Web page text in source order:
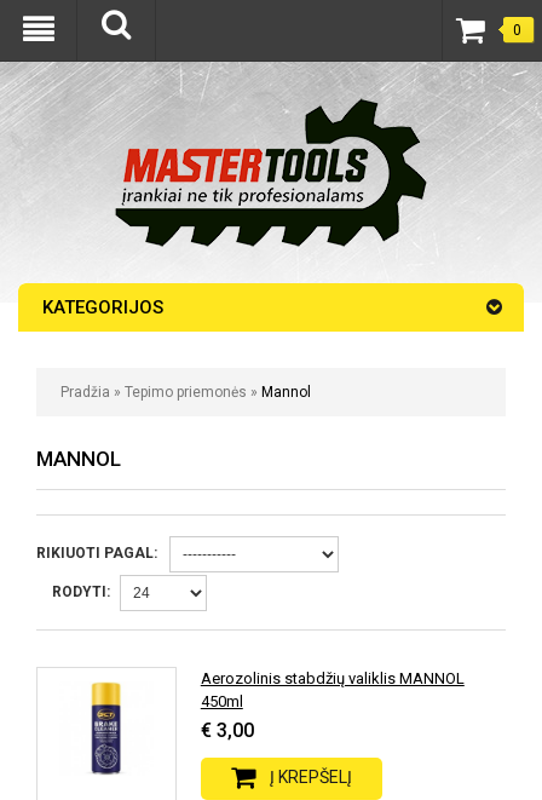
0
KATEGORIJOS
Pradžia » Tepimo priemonės » Mannol
MANNOL
RIKIUOTI PAGAL:
RODYTI:
Aerozolinis stabdžių valiklis MANNOL
450ml
€ 3,00
Į KREPŠELĮ